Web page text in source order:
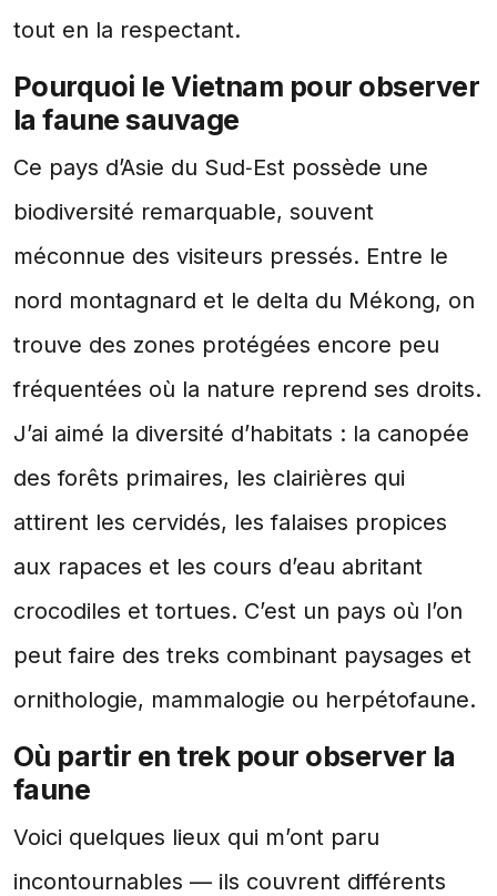
tout en la respectant.
Pourquoi le Vietnam pour observer
la faune sauvage
Ce pays d’Asie du Sud‑Est possède une
biodiversité remarquable, souvent
méconnue des visiteurs pressés. Entre le
nord montagnard et le delta du Mékong, on
trouve des zones protégées encore peu
fréquentées où la nature reprend ses droits.
J’ai aimé la diversité d’habitats : la canopée
des forêts primaires, les clairières qui
attirent les cervidés, les falaises propices
aux rapaces et les cours d’eau abritant
crocodiles et tortues. C’est un pays où l’on
peut faire des treks combinant paysages et
ornithologie, mammalogie ou herpétofaune.
Où partir en trek pour observer la
faune
Voici quelques lieux qui m’ont paru
incontournables — ils couvrent différents